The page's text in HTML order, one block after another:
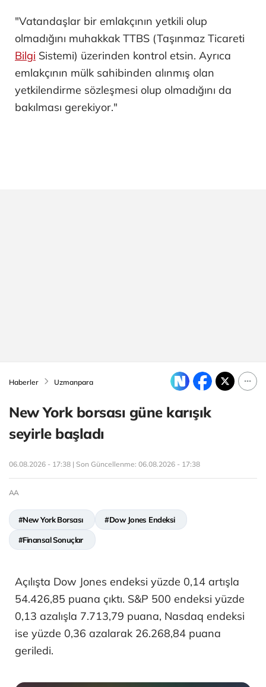
"Vatandaşlar bir emlakçının yetkili olup
olmadığını muhakkak TTBS (Taşınmaz Ticareti
Bilgi Sistemi) üzerinden kontrol etsin. Ayrıca
emlakçının mülk sahibinden alınmış olan
yetkilendirme sözleşmesi olup olmadığını da
bakılması gerekiyor."
Haberler Uzmanpara
New York borsası güne karışık
seyirle başladı
06.08.2026 - 17:38 | Son Güncellenme: 06.08.2026 - 17:38
AA
#New York Borsası #Dow Jones Endeksi
#Finansal Sonuçlar
Açılışta Dow Jones endeksi yüzde 0,14 artışla
54.426,85 puana çıktı. S&P 500 endeksi yüzde
0,13 azalışla 7.713,79 puana, Nasdaq endeksi
ise yüzde 0,36 azalarak 26.268,84 puana
geriledi.